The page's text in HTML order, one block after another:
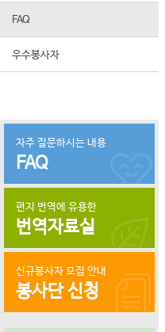
FAQ
우수봉사자
자주 질문하시는 내용
FAQ
편지 번역에 유용한
번역자료실
신규봉사자 모집 안내
봉사단 신청